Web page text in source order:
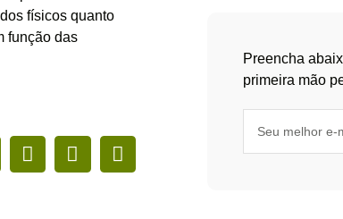
físicos quanto
função das
Preencha
primeira mão